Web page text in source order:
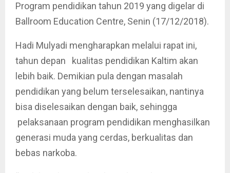
Program pendidikan tahun 2019 yang digelar di
Ballroom Education Centre, Senin (17/12/2018).
Hadi Mulyadi mengharapkan melalui rapat ini,
tahun depan kualitas pendidikan Kaltim akan
lebih baik. Demikian pula dengan masalah
pendidikan yang belum terselesaikan, nantinya
bisa diselesaikan dengan baik, sehingga
pelaksanaan program pendidikan menghasilkan
generasi muda yang cerdas, berkualitas dan
bebas narkoba.